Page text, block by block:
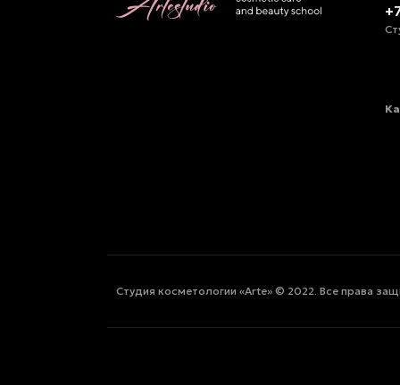
Студия косметологии «Arte» © 2022. Все права